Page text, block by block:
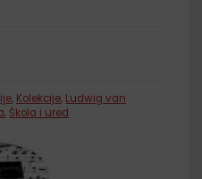
, Kolekcije, Ludwig van
, Škola i ured